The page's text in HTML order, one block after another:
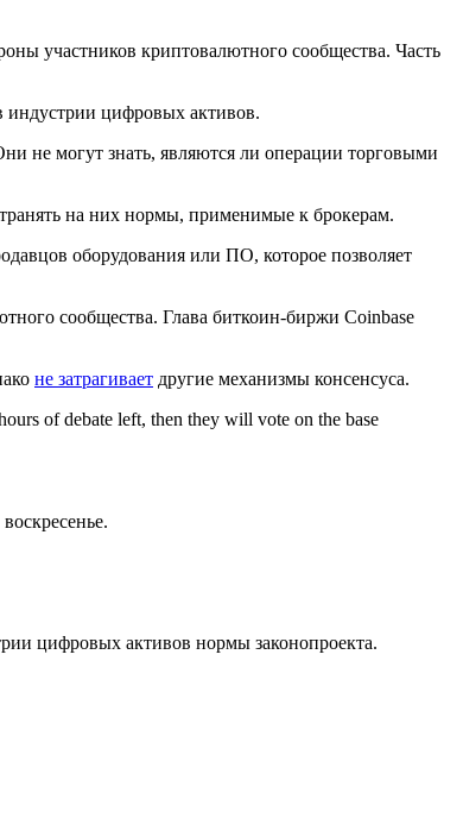
участников криптовалютного сообщества. Часть
индустрии цифровых активов.
не могут знать, являются ли операции торговыми
на них нормы, применимые к брокерам.
оборудования или ПО, которое позволяет
сообщества. Глава биткоин-биржи Coinbase
не затрагивает другие механизмы консенсуса.
of debate left, then they will vote on the base
цифровых активов нормы законопроекта.